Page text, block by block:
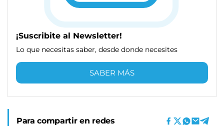
¡Suscribite al Newsletter!
Lo que necesitas saber, desde donde necesites
SABER MÁS
Para compartir en redes